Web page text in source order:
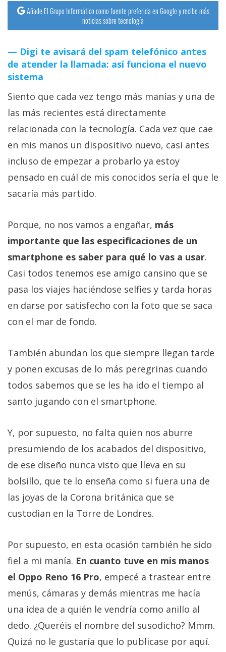
Añade El Grupo Informático como fuente preferida en Google y recibe más
noticias sobre tecnología
Digi te avisará del spam telefónico antes
de atender la llamada: así funciona el nuevo
sistema
Siento que cada vez tengo más manías y una de
las más recientes está directamente
relacionada con la tecnología. Cada vez que cae
en mis manos un dispositivo nuevo, casi antes
incluso de empezar a probarlo ya estoy
pensado en cuál de mis conocidos sería el que le
sacaría más partido.
Porque, no nos vamos a engañar, más
importante que las especificaciones de un
smartphone es saber para qué lo vas a usar.
Casi todos tenemos ese amigo cansino que se
pasa los viajes haciéndose selfies y tarda horas
en darse por satisfecho con la foto que se saca
con el mar de fondo.
También abundan los que siempre llegan tarde
y ponen excusas de lo más peregrinas cuando
todos sabemos que se les ha ido el tiempo al
santo jugando con el smartphone.
Y, por supuesto, no falta quien nos aburre
presumiendo de los acabados del dispositivo,
de ese diseño nunca visto que lleva en su
bolsillo, que te lo enseña como si fuera una de
las joyas de la Corona británica que se
custodian en la Torre de Londres.
Por supuesto, en esta ocasión también he sido
fiel a mi manía. En cuanto tuve en mis manos
el Oppo Reno 16 Pro, empecé a trastear entre
menús, cámaras y demás mientras me hacía
una idea de a quién le vendría como anillo al
dedo. ¿Queréis el nombre del susodicho? Mmm.
Quizá no le gustaría que lo publicase por aquí.